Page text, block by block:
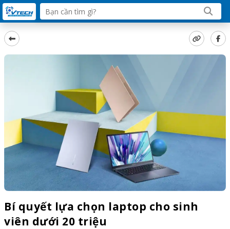
Bí quyết lựa chọn laptop cho sinh
viên dưới 20 triệu